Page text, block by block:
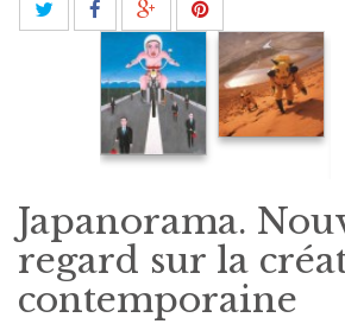
Japanorama.
regard sur la
contemporaine